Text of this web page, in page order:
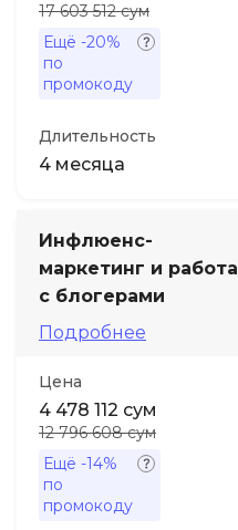
17 603 512 сум
Ещё -20%
по
промокоду
Длительность
4 месяца
Инфлюенс-
маркетинг и работа
с блогерами
Подробнее
Цена
4 478 112 сум
12 796 608 сум
Ещё -14%
по
промокоду